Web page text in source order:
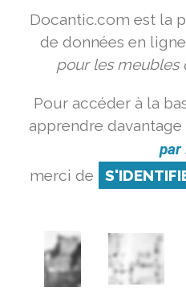
Docantic.com est la
de données en
pour les meubles
Pour accéder à la
apprendre davantage
par
merci de